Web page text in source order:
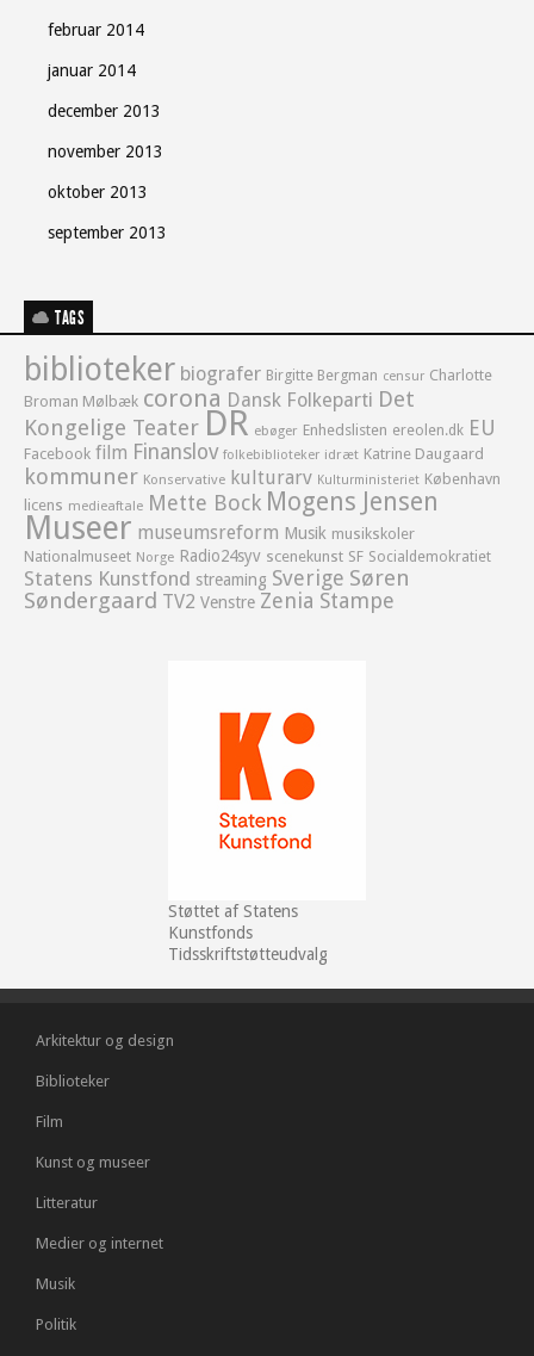
februar 2014
januar 2014
december 2013
november 2013
oktober 2013
september 2013
TAGS
biblioteker biografer Birgitte Bergman censur Charlotte
Broman Mølbæk corona Dansk Folkeparti Det
Kongelige Teater DR ebøger Enhedslisten ereolen.dk EU
Facebook film Finanslov folkebiblioteker idræt Katrine Daugaard
kommuner Konservative kulturarv Kulturministeriet København
licens medieaftale Mette Bock Mogens Jensen
Museer museumsreform Musik musikskoler
Nationalmuseet Norge Radio24syv scenekunst SF Socialdemokratiet
Statens Kunstfond streaming Sverige Søren
Søndergaard TV2 Venstre Zenia Stampe
Støttet af Statens
Kunstfonds
Tidsskriftstøtteudvalg
Arkitektur og design
Biblioteker
Film
Kunst og museer
Litteratur
Medier og internet
Musik
Politik